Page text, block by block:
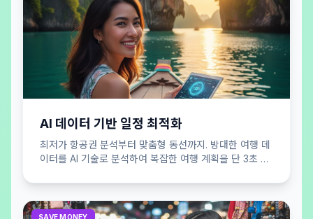
AI 데이터 기반 일정 최적화
최저가 항공권 분석부터 맞춤형 동선까지. 방대한 여행 데
이터를 AI 기술로 분석하여 복잡한 여행 계획을 단 3초 만
SAVE MONEY